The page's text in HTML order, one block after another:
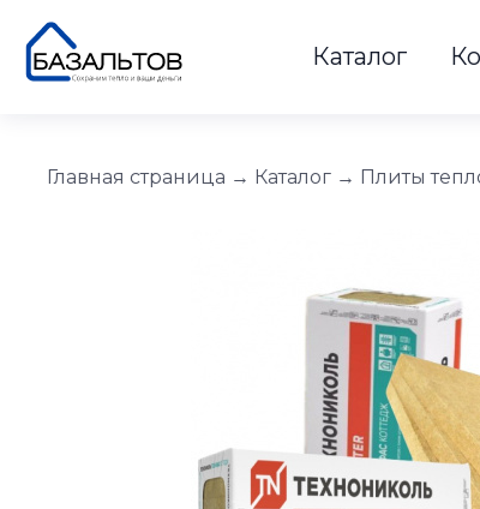
Каталог
Главная страница → Каталог → Плиты